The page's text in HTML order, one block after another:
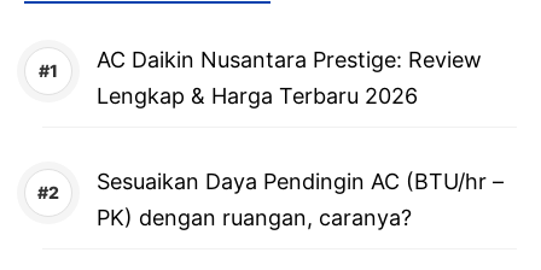
AC Daikin Nusantara Prestige: Review
Lengkap & Harga Terbaru 2026
Sesuaikan Daya Pendingin AC (BTU/hr –
PK) dengan ruangan, caranya?